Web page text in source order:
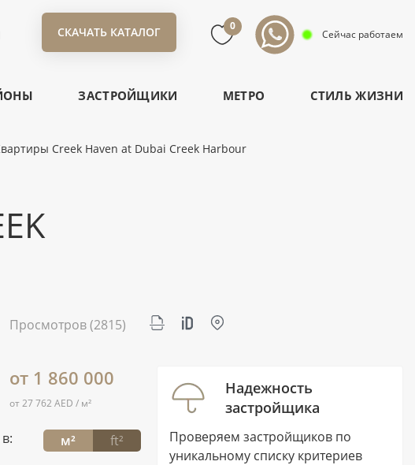
СКАЧАТЬ КАТАЛОГ 0
Сейчас работаем
ЗАСТРОЙЩИКИ МЕТРО СТИЛЬ ЖИЗНИ
Creek Haven at Dubai Creek Harbour
Просмотров(2815)
от 1 860 000
от 27 762 AED / м²
м² ft²
Надежность
застройщика
Проверяем застройщиков по
уникальному списку критериев